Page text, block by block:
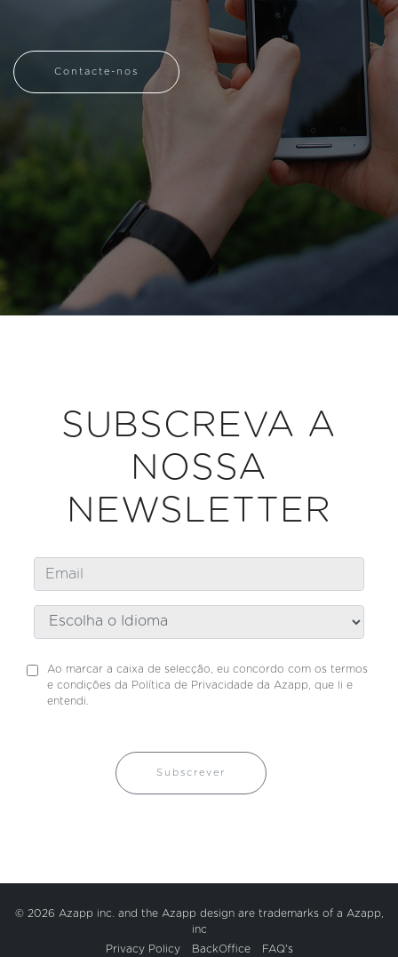
Contacte-nos
SUBSCREVA A
NOSSA
NEWSLETTER
Ao marcar a caixa de selecção, eu concordo com os termos
e condições da Política de Privacidade da Azapp, que li e
entendi.
Subscrever
© 2026 Azapp inc. and the Azapp design are trademarks of a Azapp,
inc
Privacy Policy
BackOffice FAQ's